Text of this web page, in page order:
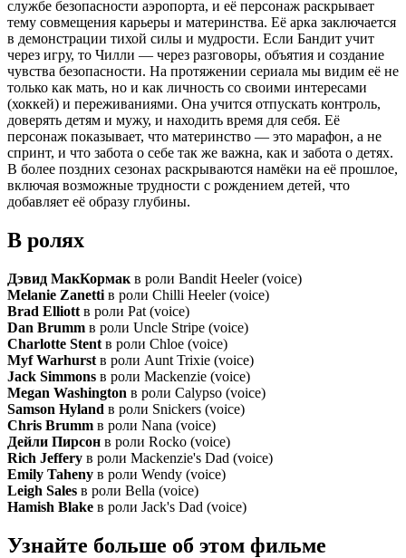
службе безопасности аэропорта, и её персонаж раскрывает
тему совмещения карьеры и материнства. Её арка заключается
в демонстрации тихой силы и мудрости. Если Бандит учит
через игру, то Чилли — через разговоры, объятия и создание
чувства безопасности. На протяжении сериала мы видим её не
только как мать, но и как личность со своими интересами
(хоккей) и переживаниями. Она учится отпускать контроль,
доверять детям и мужу, и находить время для себя. Её
персонаж показывает, что материнство — это марафон, а не
спринт, и что забота о себе так же важна, как и забота о детях.
В более поздних сезонах раскрываются намёки на её прошлое,
включая возможные трудности с рождением детей, что
добавляет её образу глубины.
В ролях
Дэвид МакКормак в роли Bandit Heeler (voice)
Melanie Zanetti в роли Chilli Heeler (voice)
Brad Elliott в роли Pat (voice)
Dan Brumm в роли Uncle Stripe (voice)
Charlotte Stent в роли Chloe (voice)
Myf Warhurst в роли Aunt Trixie (voice)
Jack Simmons в роли Mackenzie (voice)
Megan Washington в роли Calypso (voice)
Samson Hyland в роли Snickers (voice)
Chris Brumm в роли Nana (voice)
Дейли Пирсон в роли Rocko (voice)
Rich Jeffery в роли Mackenzie's Dad (voice)
Emily Taheny в роли Wendy (voice)
Leigh Sales в роли Bella (voice)
Hamish Blake в роли Jack's Dad (voice)
Узнайте больше об этом фильме